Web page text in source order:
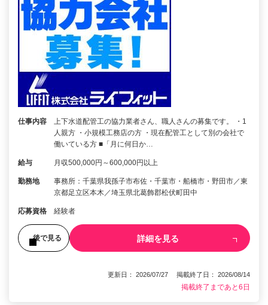
仕事内容
上下水道配管工の協力業者さん、職人さんの募集です。 ・1
人親方 ・小規模工務店の方 ・現在配管工として別の会社で
働いている方 ■「月に何日か…
給与 月収500,000円～600,000円以上
勤務地
事務所：千葉県我孫子市布佐・千葉市・船橋市・野田市／東
京都足立区本木／埼玉県北葛飾郡松伏町田中
応募資格 経験者
後で見る 詳細を見る
更新日： 2026/07/27 掲載終了日： 2026/08/14
掲載終了まであと6日